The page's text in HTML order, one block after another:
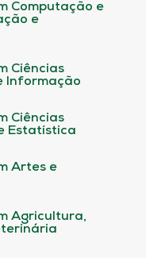
Computação e
e
Ciências
Informação
Ciências
Estatística
Artes e
Agricultura,